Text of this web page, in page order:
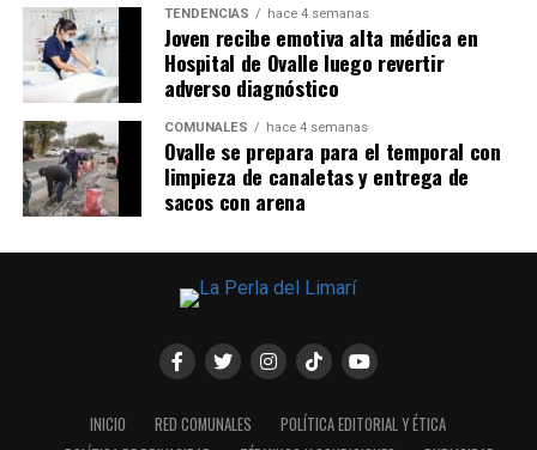
TENDENCIAS hace 4 semanas
Joven recibe emotiva alta médica en
Hospital de Ovalle luego revertir
adverso diagnóstico
COMUNALES hace 4 semanas
Ovalle se prepara para el temporal con
limpieza de canaletas y entrega de
sacos con arena
INICIO RED COMUNALES
POLÍTICA EDITORIAL Y ÉTICA